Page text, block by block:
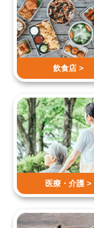
飲食店 >
医療・介護 >